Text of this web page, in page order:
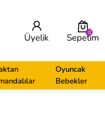
0
Sepetim
Üyelik
Oyuncak
Bebekler